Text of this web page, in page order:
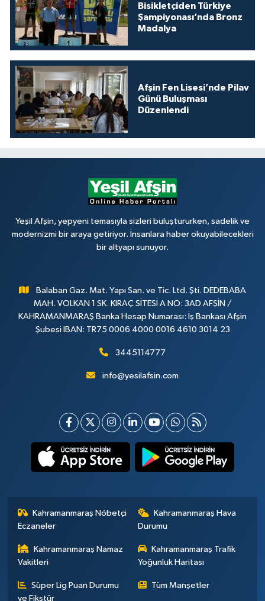
Bisikletçiden Türkiye
Şampiyonası’nda Bronz
Madalya
Afşin Fen Lisesi’nde Pilav
Günü Buluşması
Düzenlendi
Yeşil Afşin, yepyeni temasıyla sizleri buluştururken, sadelik ve
modernizmi bir araya getiriyor. İnsanlara haber okuyabilecekleri
bir altyapı sunuyor.
Balaban Gaz. Mat. Yapı San. ve Tic. Ltd. Şti. DEDEBABA
MAH. VOLKAN 1 SK. KIRAÇ SİTESİ A NO: 3AD AFŞİN /
KAHRAMANMARAŞ Banka Hesap Numarası: İş Bankası Afşin
Şubesi IBAN: TR75 0006 4000 0016 4610 3014 23
3445114777
info@yesilafsin.com
Kahramanmaraş Nöbetçi
Eczaneler
Kahramanmaraş Hava
Durumu
Kahramanmaraş Namaz
Vakitleri
Kahramanmaraş Trafik
Yoğunluk Haritası
Süper Lig Puan Durumu
ve Fikstür
Tüm Manşetler